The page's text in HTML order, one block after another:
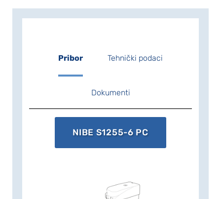
prilagođava unutarnju klimu, dok
pomoću telefona ili tableta imate
potrošnju energije, i pritom istovremeno
Pribor Tehnički podaci
Dokumenti
NIBE S1255-6 PC